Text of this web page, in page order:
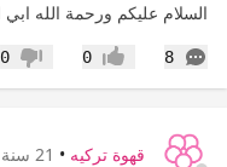
السلام عليكم ورحمة الله
8
التعليقات إعجاب0 عدم 0
قهوة تركيه • 21 سنة